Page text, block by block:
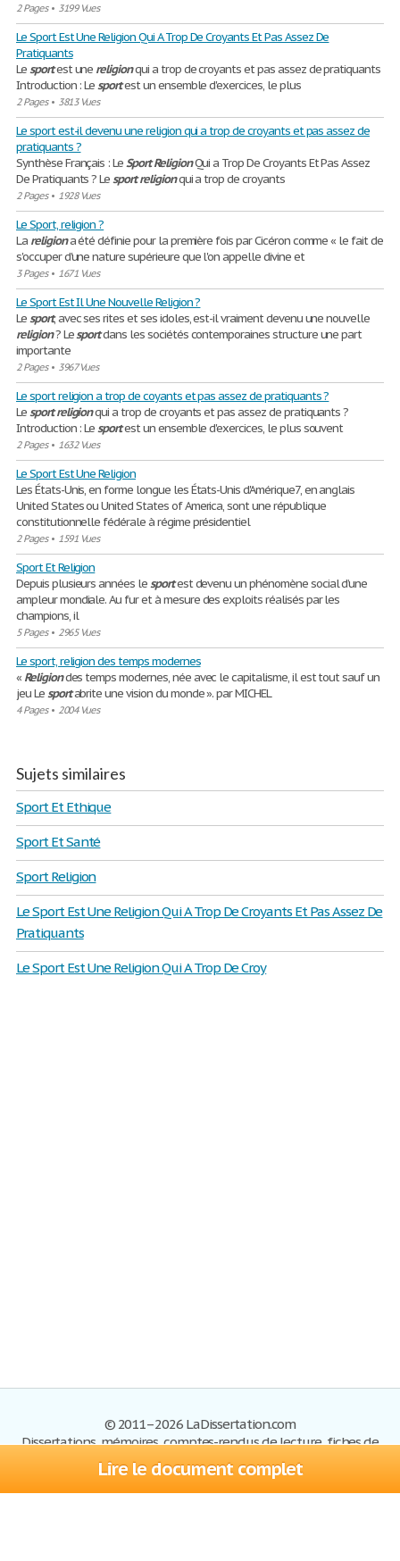
Lire le document complet
2 Pages• 3199 Vues
Le Sport Est Une Religion Qui A Trop De Croyants Et Pas Assez De
Pratiquants
Lesportest une religionqui a trop de croyants et pas assez de pratiquants
Introduction : Lesportest un ensemble d'exercices, le plus
2 Pages• 3813 Vues
Le sport est-il devenu une religion qui a trop de croyants et pas assez de
pratiquants ?
Synthèse Français : LeSportReligionQui a Trop De Croyants Et Pas Assez
De Pratiquants ? Lesportreligionqui a trop de croyants
2 Pages• 1928 Vues
Le Sport, religion ?
La religiona été définie pour la première fois par Cicéron comme « le fait de
s'occuper d'une nature supérieure que l'on appelle divine et
3 Pages• 1671 Vues
Le Sport Est Il Une Nouvelle Religion ?
Lesport, avec ses rites et ses idoles, est-il vraiment devenu une nouvelle
religion? Lesportdans les sociétés contemporaines structure une part
importante
2 Pages• 3967 Vues
Le sport religion a trop de coyants et pas assez de pratiquants ?
Lesportreligionqui a trop de croyants et pas assez de pratiquants ?
Introduction : Lesportest un ensemble d'exercices, le plus souvent
2 Pages• 1632 Vues
Le Sport Est Une Religion
Les États-Unis, en forme longue les États-Unis d'Amérique7, en anglais
United States ou United States of America, sont une république
constitutionnelle fédérale à régime présidentiel
2 Pages• 1591 Vues
Sport Et Religion
Depuis plusieurs années lesportest devenu un phénomène social d’une
ampleur mondiale. Au fur et à mesure des exploits réalisés par les
champions, il
5 Pages• 2965 Vues
Le sport, religion des temps modernes
« Religiondes temps modernes, née avec le capitalisme, il est tout sauf un
jeu Lesportabrite une vision du monde ». par MICHEL
4 Pages• 2004 Vues
Sujets similaires
Sport Et Ethique
Sport Et Santé
Sport Religion
Le Sport Est Une Religion Qui A Trop De Croyants Et Pas Assez De
Pratiquants
Le Sport Est Une Religion Qui A Trop De Croy
© 2011–2026 LaDissertation.com
Dissertations, mémoires, comptes-rendus de lecture, fiches de
lectures, exemples du BAC